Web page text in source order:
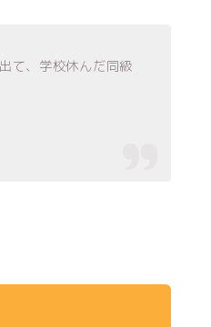
て、学校休んだ同級